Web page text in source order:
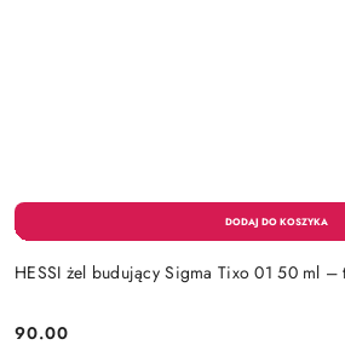
HESSI żel budujący Sigma Tixo 01 50 ml
Cena:
90.00